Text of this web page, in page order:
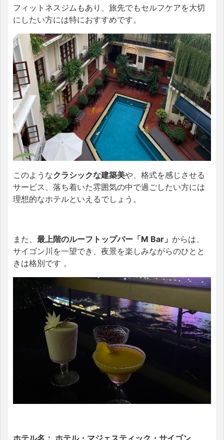
フィットネスジムもあり、旅先でもセルフケアを大切
にしたい方には特におすすめです。
このようなクラシックな建築美や、格式を感じさせる
サービス、落ち着いた雰囲気の中で過ごしたい方には
理想的なホテルといえるでしょう。
また、 最上階のルーフトップバー「M Bar」 からは、
サイゴン川を一望でき、夜景を楽しみながらのひとと
きは格別です 。